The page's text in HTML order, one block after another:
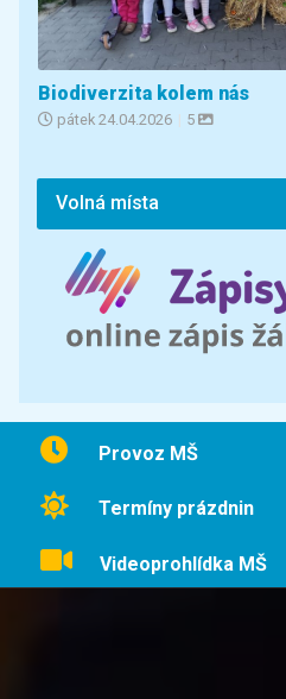
Biodiverzita kolem nás
pátek 24.04.2026 | 5
Volná místa
Provoz MŠ
Termíny prázdnin
Videoprohlídka MŠ